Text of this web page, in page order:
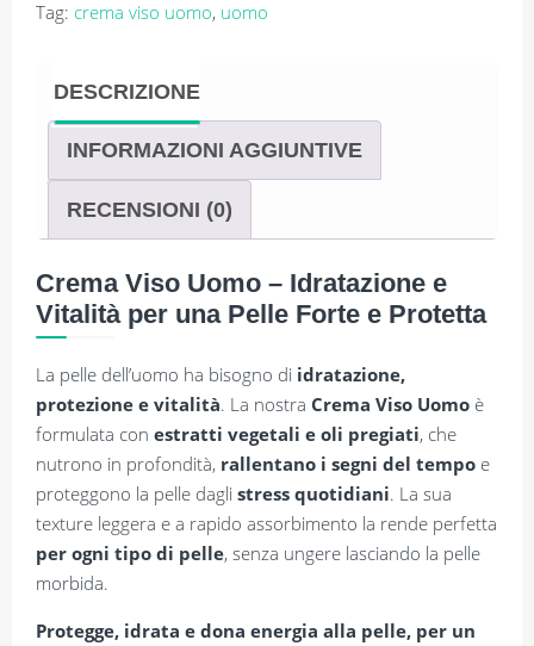
Tag: crema viso uomo, uomo
DESCRIZIONE
INFORMAZIONI AGGIUNTIVE
RECENSIONI (0)
Crema Viso Uomo – Idratazione e
Vitalità per una Pelle Forte e Protetta
La pelle dell’uomo ha bisogno di idratazione,
protezione e vitalità. La nostra Crema Viso Uomo è
formulata con estratti vegetali e oli pregiati, che
nutrono in profondità, rallentano i segni del tempo e
proteggono la pelle dagli stress quotidiani. La sua
texture leggera e a rapido assorbimento la rende perfetta
per ogni tipo di pelle, senza ungere lasciando la pelle
morbida.
Protegge, idrata e dona energia alla pelle, per un